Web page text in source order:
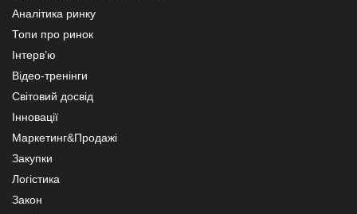
Аналітика ринку
Топи про ринок
Інтерв’ю
Відео-тренінги
Світовий досвід
Інновації
Маркетинг&Продажі
Закупки
Логістика
Закон